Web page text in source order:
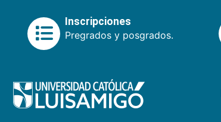
Inscripciones
Pregrados y posgrados.